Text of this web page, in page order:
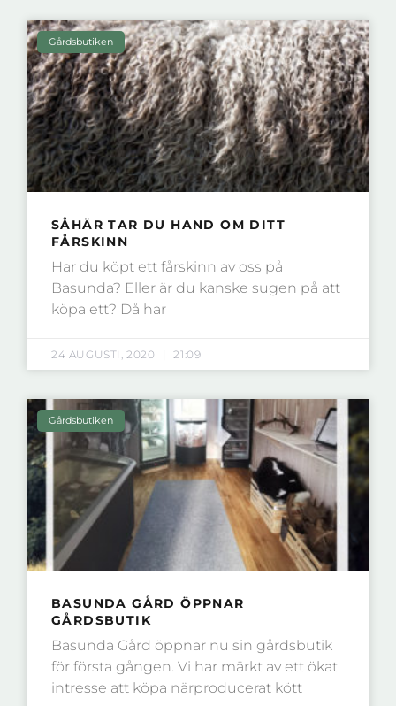
Gårdsbutiken
SÅHÄR TAR DU HAND OM DITT
FÅRSKINN
Har du köpt ett fårskinn av oss på
Basunda? Eller är du kanske sugen på att
köpa ett? Då har
24 AUGUSTI, 2020 21:09
Gårdsbutiken
BASUNDA GÅRD ÖPPNAR
GÅRDSBUTIK
Basunda Gård öppnar nu sin gårdsbutik
för första gången. Vi har märkt av ett ökat
intresse att köpa närproducerat kött